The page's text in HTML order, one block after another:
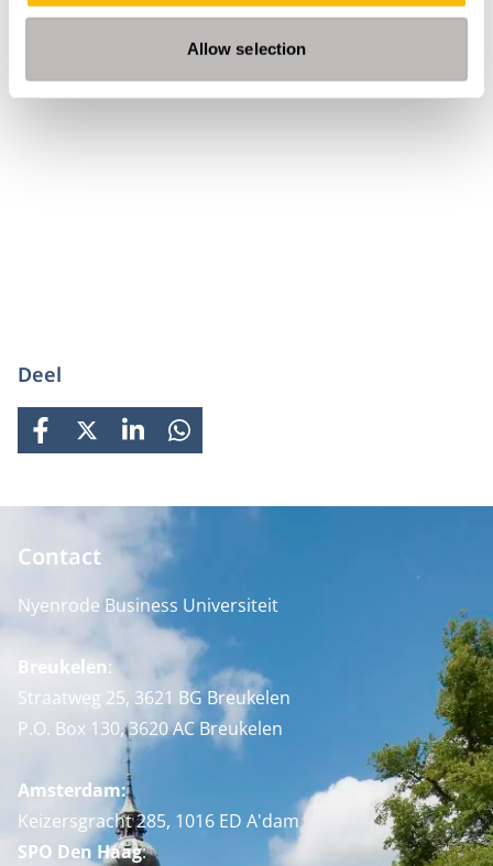
Allow selection
Tags
Scholarship Stichting Nyenrode Fonds
Deel
FACEBOOK
X LINKEDINWHATSAPP
Contact
Nyenrode Business Universiteit
Breukelen:
Straatweg 25, 3621 BG Breukelen
P.O. Box 130, 3620 AC Breukelen
Amsterdam:
Keizersgracht 285, 1016 ED A'dam
SPO Den Haag: